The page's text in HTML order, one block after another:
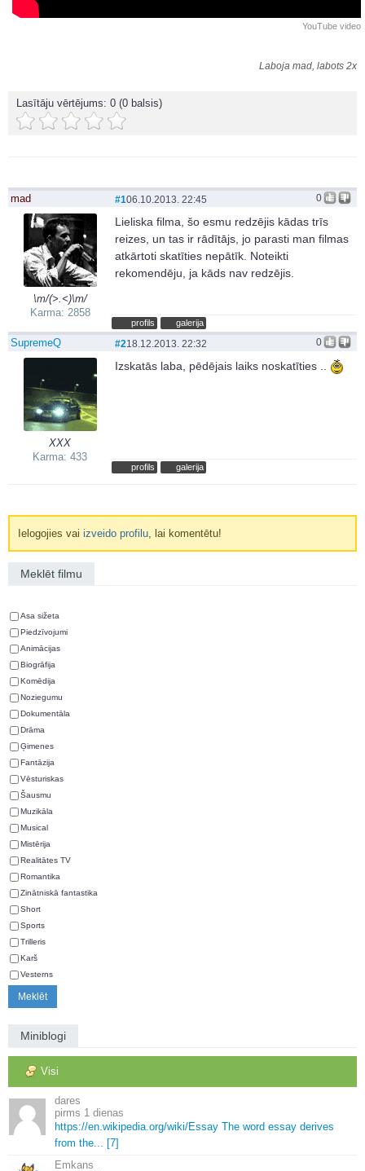
YouTube video
Laboja mad, labots 2x
Lasītāju vērtējums: 0 (0 balsis)
mad
\m/(>.<)\m/
Karma: 2858
0
#106.10.2013. 22:45
Lieliska filma, šo esmu redzējis kādas trīs
reizes, un tas ir rādītājs, jo parasti man filmas
atkārtoti skatīties nepātīk. Noteikti
rekomendēju, ja kāds nav redzējis.
profils galerija
SupremeQ
XXX
Karma: 433
0
#218.12.2013. 22:32
Izskatās laba, pēdējais laiks noskatīties ..
profils galerija
Ielogojies vaiizveido profilu , lai komentētu!
Meklēt filmu
Asa sižeta
Piedzīvojumi
Animācijas
Biogrāfija
Komēdija
Noziegumu
Dokumentāla
Drāma
Ģimenes
Fantāzija
Vēsturiskas
Šausmu
Muzikāla
Musical
Mistērija
Realitātes TV
Romantika
Zinātniskā fantastika
Short
Sports
Trilleris
Karš
Vesterns
Miniblogi
Visi
dares
1 dienas
https://en.wikipedia.org/wiki/Essay The word essay derives
from the... [7]
Emkans